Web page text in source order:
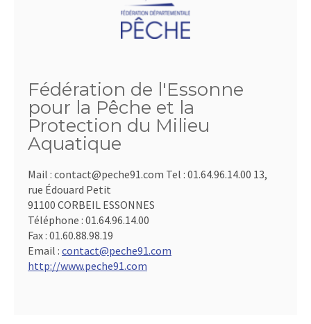
Fédération de l'Essonne
pour la Pêche et la
Protection du Milieu
Aquatique
Mail : contact@peche91.com Tel : 01.64.96.14.00 13,
rue Édouard Petit
91100 CORBEIL ESSONNES
Téléphone : 01.64.96.14.00
Fax : 01.60.88.98.19
Email : contact@peche91.com
http://www.peche91.com